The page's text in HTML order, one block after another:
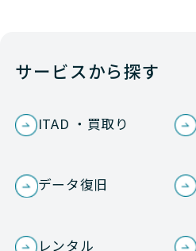
サービスから探す
ITAD ・買取り
データ復旧
レンタル